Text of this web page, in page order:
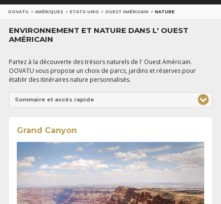
OOVATU AMÉRIQUES ETATS-UNIS OUEST AMÉRICAIN NATURE
ENVIRONNEMENT ET NATURE DANS L' OUEST
AMÉRICAIN
Partez à la découverte des trésors naturels de l' Ouest Américain.
OOVATU vous propose un choix de parcs, jardins et réserves pour
établir des itinéraires nature personnalisés.
Sommaire et accès rapide
Grand Canyon